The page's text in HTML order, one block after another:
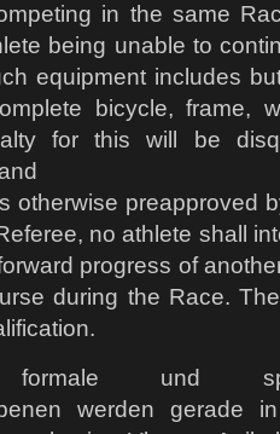
in the same
being unable to
equipment includes
bicycle, frame,
for this will be
otherwise preapproved
no athlete shall
progress of
during the Race.
und
werden gerade